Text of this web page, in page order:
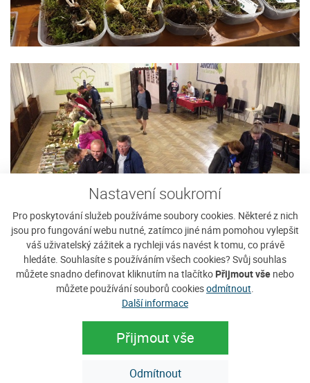
Nastavení soukromí
Pro poskytování služeb používáme soubory cookies. Některé z nich
jsou pro fungování webu nutné, zatímco jiné nám pomohou vylepšit
váš uživatelský zážitek a rychleji vás navést k tomu, co právě
hledáte. Souhlasíte s používáním všech cookies? Svůj souhlas
můžete snadno definovat kliknutím na tlačítko Přijmout vše nebo
můžete používání souborů cookiesodmítnout.
Další informace
Přijmout vše
Odmítnout